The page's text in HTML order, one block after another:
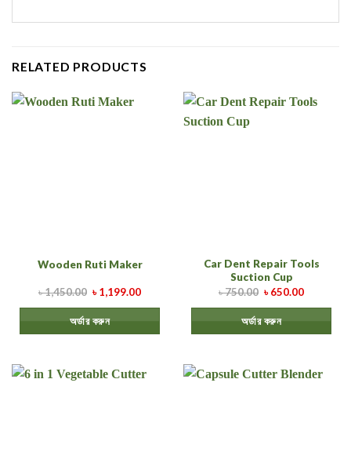
RELATED PRODUCTS
Wooden Ruti Maker
৳1,450.00 ৳1,199.00
অর্ডার করুন
Car Dent Repair Tools
Suction Cup
৳750.00 ৳650.00
অর্ডার করুন